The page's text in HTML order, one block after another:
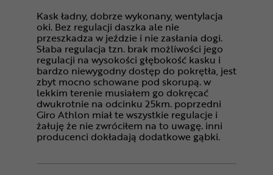
Kask ładny, dobrze wykonany, wentylacja
oki. Bez regulacji daszka ale nie
przeszkadza w jeździe i nie zasłania dogi.
Słaba regulacja tzn. brak możliwości jego
regulacji na wysokości głębokość kasku i
bardzo niewygodny dostęp do pokrętła, jest
zbyt mocno schowane pod skorupą. w
lekkim terenie musiałem go dokręcać
dwukrotnie na odcinku 25km. poprzedni
Giro Athlon miał te wszystkie regulacje i
żałuję że nie zwróciłem na to uwagę. inni
producenci dokładają dodatkowe gąbki.